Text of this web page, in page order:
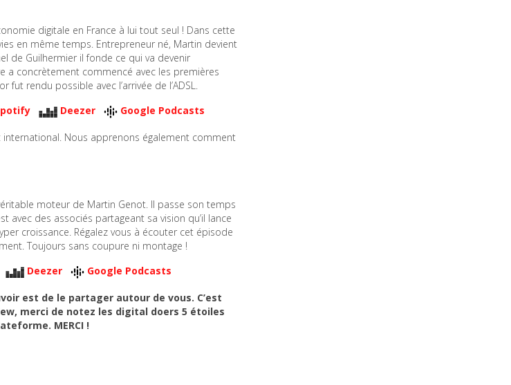
digitale en France à lui tout seul ! Dans cette
en même temps. Entrepreneur né, Martin devient
de Guilhermier il fonde ce qui va devenir
a concrètement commencé avec les premières
rendu possible avec l’arrivée de l’ADSL.
Deezer Google Podcasts
Nous apprenons également comment
moteur de Martin Genot. Il passe son temps
avec des associés partageant sa vision qu’il lance
croissance. Régalez vous à écouter cet épisode
Toujours sans coupure ni montage !
Deezer Google Podcasts
est de le partager autour de vous. C’est
merci de notez les digital doers 5 étoiles
MERCI !